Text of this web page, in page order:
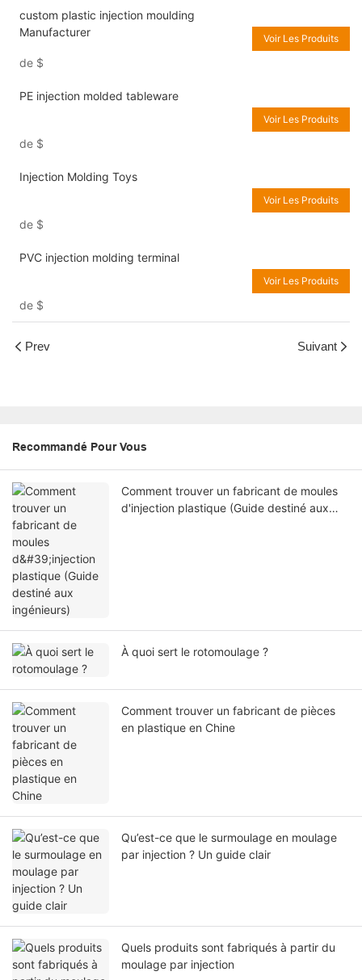
custom plastic injection moulding
Manufacturer
de $
Voir Les Produits
PE injection molded tableware
de $
Voir Les Produits
Injection Molding Toys
de $
Voir Les Produits
PVC injection molding terminal
de $
Voir Les Produits
Prev Suivant
Recommandé Pour Vous
Comment trouver un fabricant de moules
d'injection plastique (Guide destiné aux
À quoi sert le rotomoulage ?
Comment trouver un fabricant de pièces
en plastique en Chine
Qu’est-ce que le surmoulage en moulage
par injection ? Un guide clair
Quels produits sont fabriqués à partir du
moulage par injection